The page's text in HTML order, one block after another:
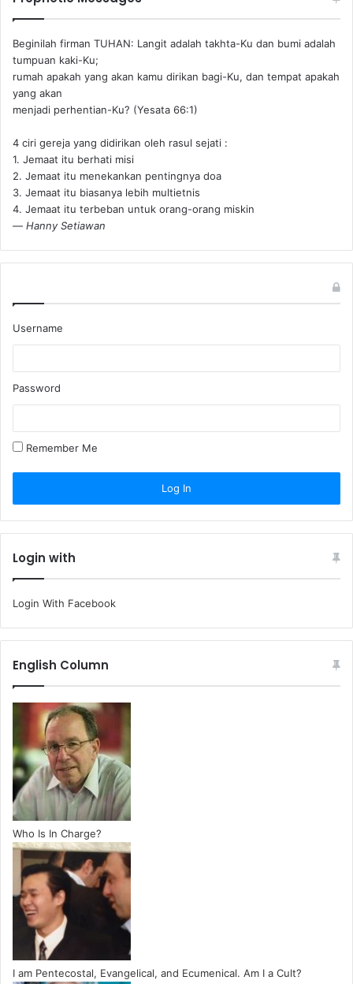
Beginilah firman TUHAN: Langit adalah takhta-Ku dan bumi adalah
tumpuan kaki-Ku;
rumah apakah yang akan kamu dirikan bagi-Ku, dan tempat apakah
yang akan
menjadi perhentian-Ku? (Yesata 66:1) ‪
4 ciri gereja yang didirikan oleh rasul sejati :
1. Jemaat itu berhati misi
2. Jemaat itu menekankan pentingnya doa
3. Jemaat itu biasanya lebih multietnis
4. Jemaat itu terbeban untuk orang-orang miskin
— Hanny Setiawan
Username
Password
Remember Me
Login with
Login With Facebook
English Column
Who Is In Charge?
I am Pentecostal, Evangelical, and Ecumenical. Am I a Cult?